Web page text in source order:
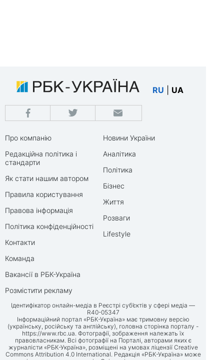
RU UA
Про компанію
Редакційна політика і
стандарти
Як стати нашим автором
Правила користування
Правова інформація
Політика конфіденційності
Контакти
Команда
Вакансії в РБК-Україна
Розмістити рекламу
Новини України
Аналітика
Політика
Бізнес
Життя
Розваги
Lifestyle
Ідентифікатор онлайн-медіа в Реєстрі суб’єктів у сфері медіа —
R40-05347
Інформаційний портал «РБК-Україна» має тримовну версію
(українську, російську та англійську), головна сторінка порталу -
https://www.rbc.ua . Фотографії, зображення належать їх
правовласникам. Всі фотографії на Порталі, авторами яких є
журналісти «РБК-Україна», розміщені на умовах ліцензії Creative
Commons Attribution 4.0 International. Редакція «РБК-Україна» може